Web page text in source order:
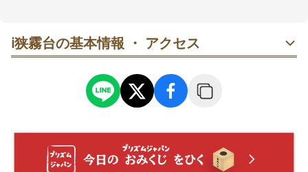
ℹ️狭霧台の基本情報 ・ アクセス